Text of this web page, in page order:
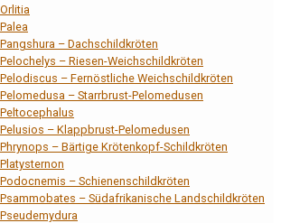
– Dachschildkröten
– Riesen-Weichschildkröten
– Fernöstliche Weichschildkröten
– Starrbrust-Pelomedusen
– Klappbrust-Pelomedusen
– Bärtige Krötenkopf-Schildkröten
– Schienenschildkröten
– Südafrikanische Landschildkröten